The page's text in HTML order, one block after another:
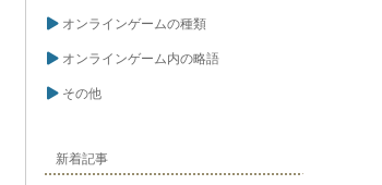
オンラインゲームの種類
オンラインゲーム内の略語
その他
新着記事